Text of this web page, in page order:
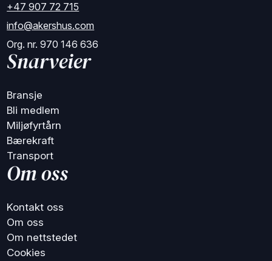
+47 907 72 715
info@akershus.com
Org. nr. 970 146 636
Snarveier
Bransje
Bli medlem
Miljøfyrtårn
Bærekraft
Transport
Om oss
Kontakt oss
Om oss
Om nettstedet
Cookies